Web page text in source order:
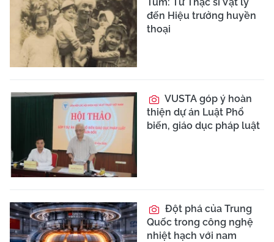
Tum: Từ Thạc sĩ Vật lý
đến Hiệu trưởng huyền
thoại
VUSTA góp ý hoàn
thiện dự án Luật Phổ
biến, giáo dục pháp luật
Đột phá của Trung
Quốc trong công nghệ
nhiệt hạch với nam